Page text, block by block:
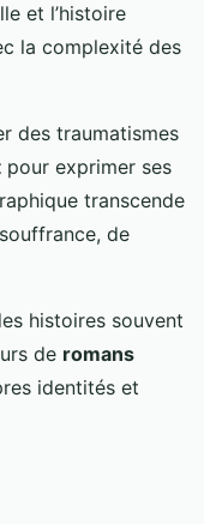
et l’histoire
la complexité des
des traumatismes
pour exprimer ses
transcende
de
histoires souvent
de romans
identités et